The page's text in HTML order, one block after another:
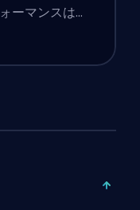
ーマンスは…